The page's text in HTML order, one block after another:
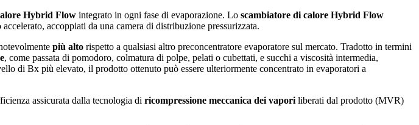
Hybrid Flow integrato in ogni fase di evaporazione. Lo scambiatore di calore Hybrid Flow
accoppiati da una camera di distribuzione pressurizzata.
più alto rispetto a qualsiasi altro preconcentratore evaporatore sul mercato. Tradotto in termini
, come passata di pomodoro, colmatura di polpe, pelati o cubettati, e succhi a viscosità intermedia,
di Bx più elevato, il prodotto ottenuto può essere ulteriormente concentrato in evaporatori a
assicurata dalla tecnologia di ricompressione meccanica dei vapori liberati dal prodotto (MVR)